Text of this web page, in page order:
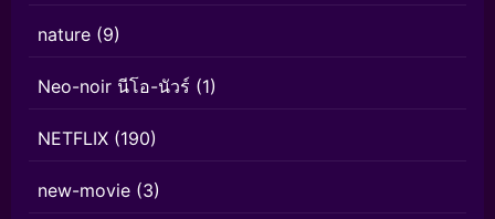
nature (9)
Neo-noir นีโอ-นัวร์ (1)
NETFLIX (190)
new-movie (3)